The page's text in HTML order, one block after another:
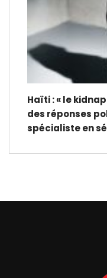
Haïti : « le
des réponses
spécialiste en